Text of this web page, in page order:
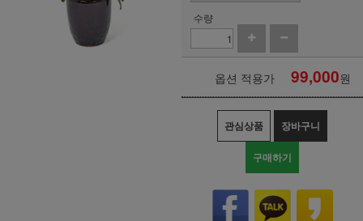
수량
옵션 적용가 99,000원
관심상품 장바구니
구매하기